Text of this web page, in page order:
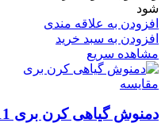
شود
افزودن به علاقه مندی
افزودن به سبد خرید
مشاهده سریع
مقایسه
دمنوش گیاهی کرن بری 111 بسته 20 عددی